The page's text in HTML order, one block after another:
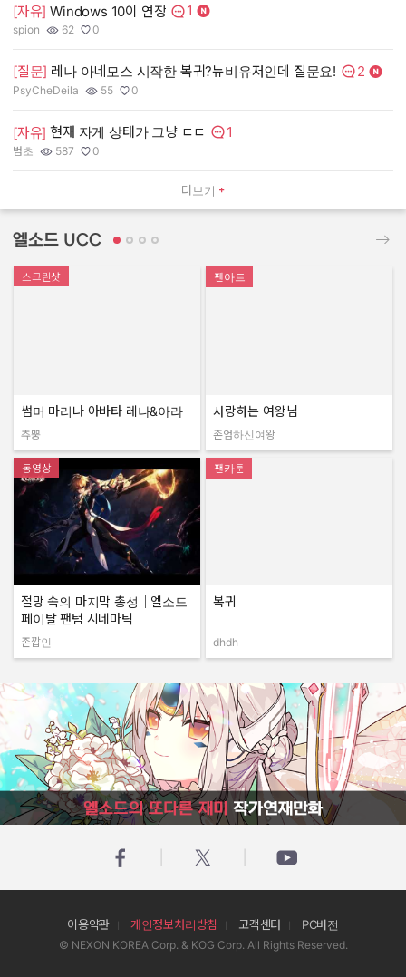
더보기
[자유] Windows 10이 연장 댓글수:
1
작성자:
spion
조회수:
62
추천수:
0
[질문] 레나 아네모스 시작한 복귀?뉴비유저인데 질문요! 댓글수:
2
작성자:
PsyCheDeila
조회수:
55
추천수:
0
[자유] 현재 자게 상태가 그냥 ㄷㄷ 댓글수:
1
작성자:
범초
조회수:
587
추천수:
0
엘소드 UCC
스크린샷
썸머 마리나 아바타 레나&아라
작성자:
츄뿡
팬아트
사랑하는 여왕님
작성자:
존엄하신여왕
동영상
절망 속의 마지막 총성｜엘소드
페이탈 팬텀 시네마틱
작성자:
존깝인
팬카툰
복귀
dhdh
엘소드의 또다른 재미 작가연재만화
이용약관 개인정보처리방침 고객센터 PC버전
© NEXON KOREA Corp. & KOG Corp. All Rights Reserved.